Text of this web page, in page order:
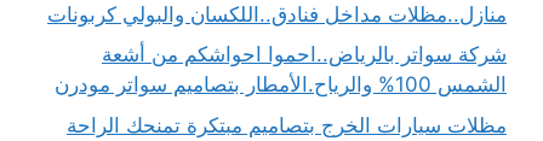
منازل..مظلات مداخل فنادق..اللكسان والبولي كربونات
شركة سواتر بالرياض..احموا احواشكم من أشعة
الشمس 100% والرياح.الأمطار بتصاميم سواتر مودرن
مظلات سيارات الخرج بتصاميم مبتكرة تمنحك الراحة